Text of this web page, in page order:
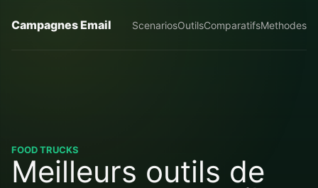
Campagnes Email ScenariosOutilsComparatifsMethodes
FOOD TRUCKS
Meilleurs outils de